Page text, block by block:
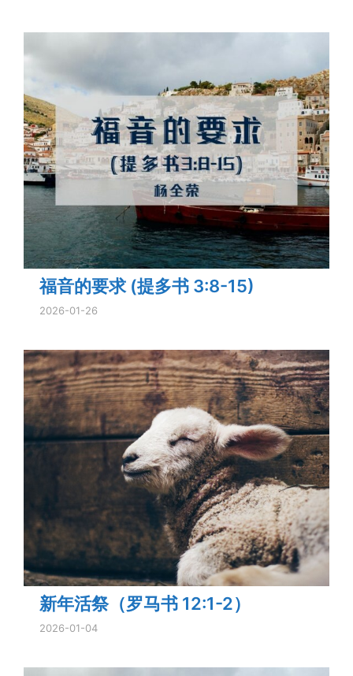
福音的要求 (提多书 3:8-15)
2026-01-26
新年活祭（罗马书 12:1-2）
2026-01-04